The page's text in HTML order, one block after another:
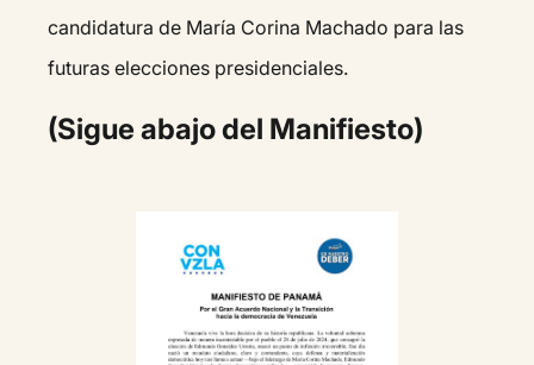
candidatura de María Corina Machado para las
futuras elecciones presidenciales.
(Sigue abajo del Manifiesto)